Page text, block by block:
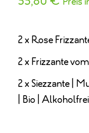
Preis
2 x Rose
2 x Frizzante
2 x Siezzante |
| Bio |